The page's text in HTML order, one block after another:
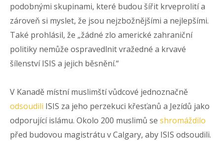
podobnými skupinami, které budou šířit krveprolití a
zároveň si myslet, že jsou nejzbožnějšími a nejlepšími.
Také prohlásil, že „žádné zlo americké zahraniční
politiky nemůže ospravedlnit vražedné a krvavé
šílenství ISIS a jejich běsnění.“
V Kanadě místní muslimští vůdcové jednoznačně
odsoudili ISIS za jeho perzekuci křesťanů a Jezídů jako
odporující islámu. Okolo 200 muslimů se shromáždilo
před budovou magistrátu v Calgary, aby ISIS odsoudili.